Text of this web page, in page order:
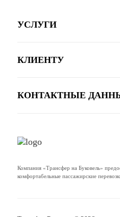
Компания «Трансфер на Буковель»
комфортабельные пассажирские
УСЛУГИ
КЛИЕНТУ
КОНТАКТНЫЕ